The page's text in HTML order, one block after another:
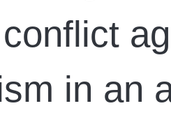
in an